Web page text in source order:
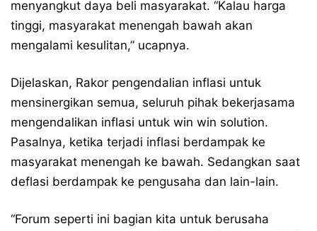
menyangkut daya beli masyarakat. “Kalau harga
tinggi, masyarakat menengah bawah akan
mengalami kesulitan,” ucapnya.
Dijelaskan, Rakor pengendalian inflasi untuk
mensinergikan semua, seluruh pihak bekerjasama
mengendalikan inflasi untuk win win solution.
Pasalnya, ketika terjadi inflasi berdampak ke
masyarakat menengah ke bawah. Sedangkan saat
deflasi berdampak ke pengusaha dan lain-lain.
“Forum seperti ini bagian kita untuk berusaha